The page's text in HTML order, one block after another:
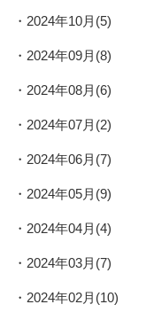
2024年10月(5)
2024年09月(8)
2024年08月(6)
2024年07月(2)
2024年06月(7)
2024年05月(9)
2024年04月(4)
2024年03月(7)
2024年02月(10)